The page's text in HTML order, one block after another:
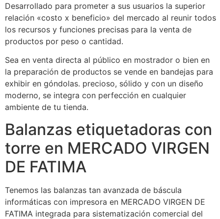
Desarrollado para prometer a sus usuarios la superior
relación «costo x beneficio» del mercado al reunir todos
los recursos y funciones precisas para la venta de
productos por peso o cantidad.
Sea en venta directa al público en mostrador o bien en
la preparación de productos se vende en bandejas para
exhibir en góndolas. precioso, sólido y con un diseño
moderno, se integra con perfección en cualquier
ambiente de tu tienda.
Balanzas etiquetadoras con
torre en MERCADO VIRGEN
DE FATIMA
Tenemos las balanzas tan avanzada de báscula
informáticas con impresora en MERCADO VIRGEN DE
FATIMA integrada para sistematización comercial del